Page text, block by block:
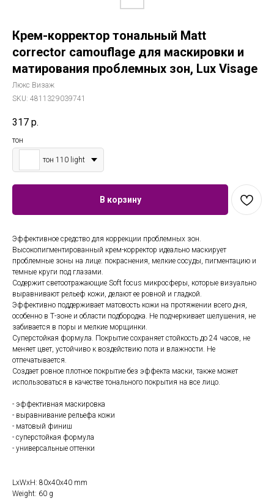
Крем-корректор тональный Matt
corrector camouflage для маскировки и
матирования проблемных зон, Lux Visage
Люкс Визаж
SKU: 4811329039741
317 р.
тон
тон 110 light
В корзину
Эффективное средство для коррекции проблемных зон.
Высокопигментированный крем-корректор идеально маскирует
проблемные зоны на лице: покраснения, мелкие сосуды, пигментацию и
темные круги под глазами.
Содержит светоотражающие Soft focus микросферы, которые визуально
выравнивают рельеф кожи, делают ее ровной и гладкой.
Эффективно поддерживает матовость кожи на протяжении всего дня,
особенно в Т-зоне и области подбородка. Не подчеркивает шелушения, не
забивается в поры и мелкие морщинки.
Суперстойкая формула. Покрытие сохраняет стойкость до 24 часов, не
меняет цвет, устойчиво к воздействию пота и влажности. Не
отпечатывается.
Создает ровное плотное покрытие без эффекта маски, также может
использоваться в качестве тонального покрытия на все лицо.
- эффективная маскировка
- выравнивание рельефа кожи
- матовый финиш
- суперстойкая формула
- универсальные оттенки
LxWxH: 80x40x40 mm
Weight: 60 g